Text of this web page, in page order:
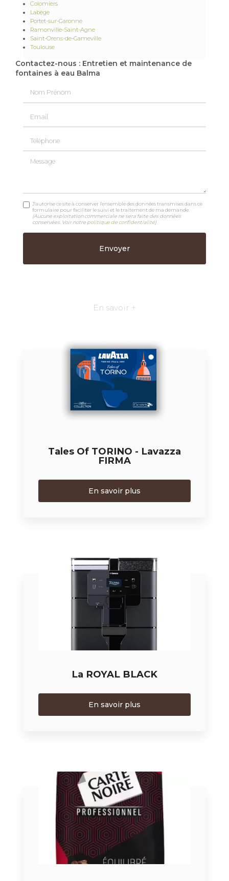
Colomiers
Labège
Portet-sur-Garonne
Ramonville-Saint-Agne
Saint-Orens-de-Gameville
Toulouse
Contactez-nous : Entretien et maintenance de
fontaines à eau Balma
Message
J'autorise ce site à conserver l'ensemble des données transmises dans ce
formulaire pour faciliter le suivi et le traitement de ma demande.
(Aucune exploitation commerciale ne sera faite des données
conservées. Voir notre politique de confidentialité)
En savoir +
Tales Of TORINO - Lavazza
FIRMA
En savoir plus
La ROYAL BLACK
En savoir plus